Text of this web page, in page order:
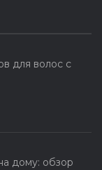
для волос с
дому: обзор